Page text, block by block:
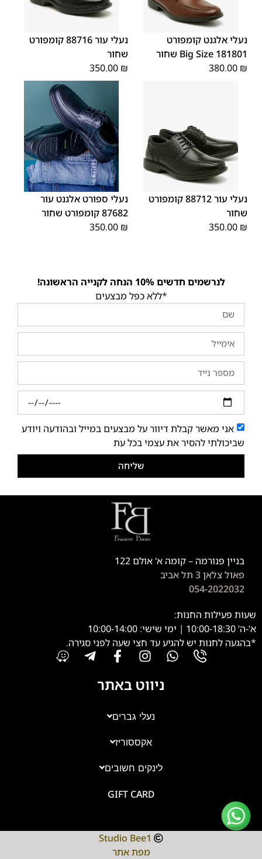
נעלי אלגנט קומפורט
181801 Big Size שחור
380.00 ₪
40
41
42
נעלי עור 88716 קומפורט
שחור
350.00 ₪
40
41
42
43
44
נעלי עור 88712 קומפורט
שחור
350.00 ₪
39
40
41
42
43
44
45
46
נעלי ספורט אלגנט עור
87682 קומפורט שחור
350.00 ₪
לנרשמים חדשים 10% הנחה לקנייה הראשונה!
*ללא כפל מבצעים
אני מאשר קבלת דיוור על מבצעים במייל ובהודעה ויודע
שביכולתי להסיר את עצמי בכל עת
שליחה
בניין פנורמה – קומה א' אולם 122
פאול צלאן 3 תל אביב
054-2022032
שעות פעילות החנות:
א’-ה’ 10:00-18:30 | ימי שישי: 10:00-14:00
*בהגעה לחנות יש להגיע עד חצי שעה לפני סגירה.
ניווט באתר
נעלי גברים
אקססוריז
לינקים חשובים
GIFT CARD
Studio Bee1
מפת אתר